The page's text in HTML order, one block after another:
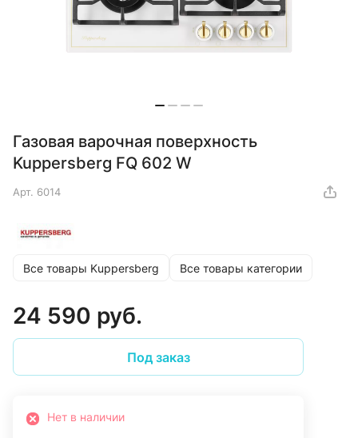
Газовая варочная поверхность
Kuppersberg FQ 602 W
Арт. 6014
Все товары Kuppersberg Все товары категории
24 590 руб.
Под заказ
Нет в наличии